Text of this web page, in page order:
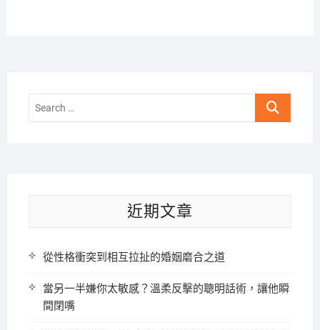
Search
近期文章
從性格衝突到相互拉扯的婚姻磨合之道
當另一半嫌你太敏感？溫柔反擊的聰明話術，讓他瞬
間閉嘴